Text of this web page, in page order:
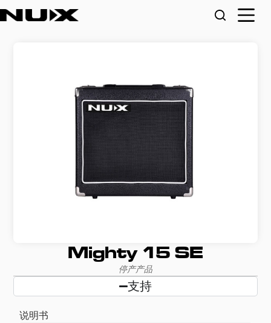
Mighty 15 SE
停产产品
支持
说明书